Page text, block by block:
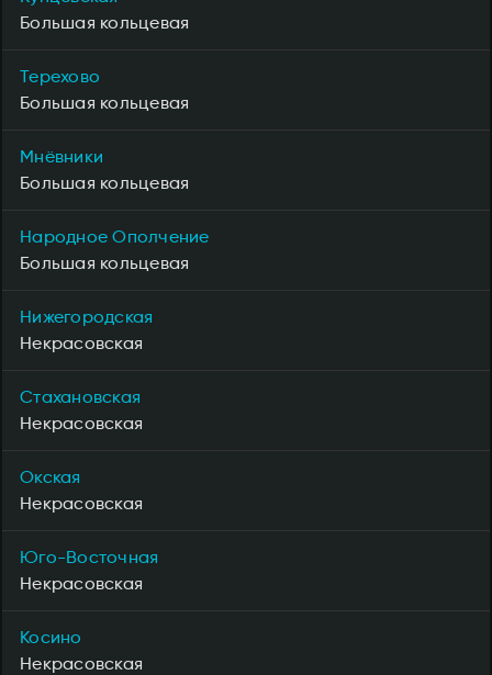
Большая кольцевая
Терехово
Большая кольцевая
Мнёвники
Большая кольцевая
Народное Ополчение
Большая кольцевая
Нижегородская
Некрасовская
Стахановская
Некрасовская
Окская
Некрасовская
Юго-Восточная
Некрасовская
Косино
Некрасовская